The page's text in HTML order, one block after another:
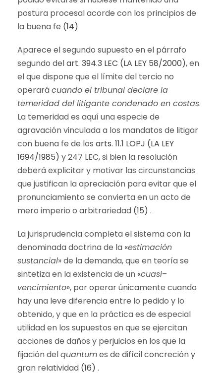
postura procesal acorde con los principios de
la buena fe (14)
Aparece el segundo supuesto en el párrafo
segundo delart. 394.3 LEC (LA LEY 58/2000), en
el que dispone que el límite del tercio no
operarácuando el tribunal declare la
temeridad del litigante condenado en costas.
La temeridad es aquí una especie de
agravación vinculada a los mandatos de litigar
con buena fe de los arts. 11.1 LOPJ (LA LEY
1694/1985) y 247 LEC, si bien la resolución
deberá explicitar y motivar las circunstancias
que justifican la apreciación para evitar que el
pronunciamiento se convierta en un acto de
mero imperio o arbitrariedad (15) .
La jurisprudencia completa el sistema con la
denominada doctrina de la «estimación
sustancial» de la demanda, que en teoría se
sintetiza en la existencia de un «cuasi–
vencimiento», por operar únicamente cuando
hay una leve diferencia entre lo pedido y lo
obtenido, y que en la práctica es de especial
utilidad en los supuestos en que se ejercitan
acciones de daños y perjuicios en los que la
fijación delquantumes de difícil concreción y
gran relatividad (16) .